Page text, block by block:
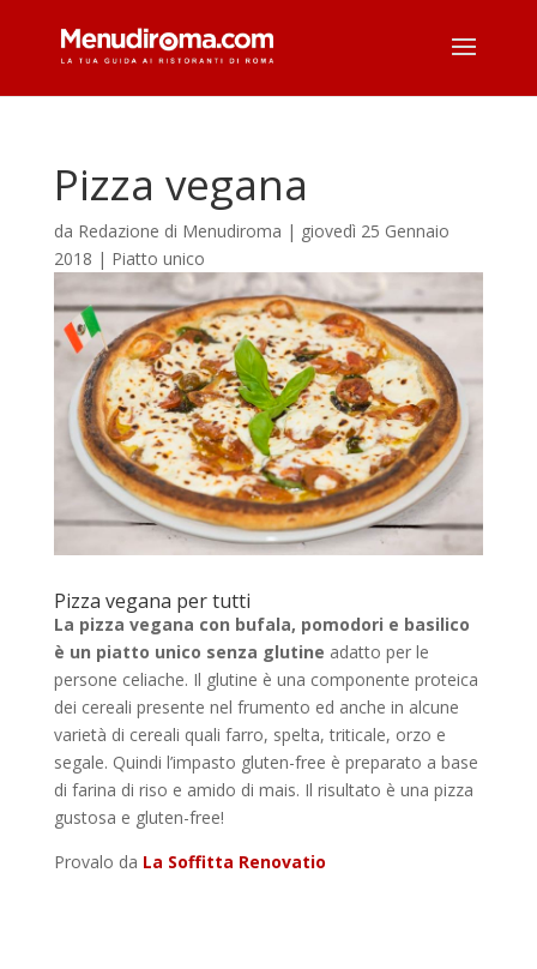
Pizza vegana
da Redazione di Menudiroma | giovedì 25 Gennaio
2018 | Piatto unico
Pizza vegana per tutti
La pizza vegana con bufala, pomodori e basilico
è un piatto unico senza glutine adatto per le
persone celiache. Il glutine è una componente proteica
dei cereali presente nel frumento ed anche in alcune
varietà di cereali quali farro, spelta, triticale, orzo e
segale. Quindi l’impasto gluten-free è preparato a base
di farina di riso e amido di mais. Il risultato è una pizza
gustosa e gluten-free!
Provalo da La Soffitta Renovatio